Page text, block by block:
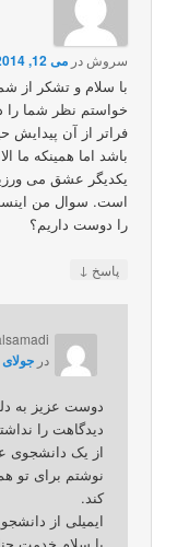
سروش درمی 12, 2014 در 11:30 ق.ظ
با سلام و تشکر از
خواستم نظر شما را
فراتر از آن پیدایش
باشد اما همینکه
یکدیگر عشق می
است. سوال من
را دوست داریم؟
پاسخ ↓
درجولای 9, 2014 در 3:07
دوست عزیز به
دیدگاهت را
از یک دانشجوی
نوشتم برای تو
کند.
ایمیلی از
با سلام خدمت